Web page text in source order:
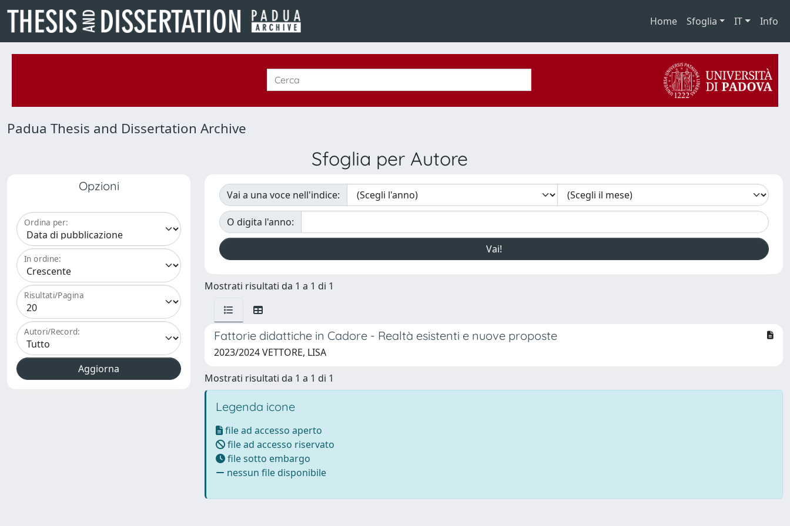
Home Sfoglia IT Info
Padua Thesis and Dissertation Archive
Sfoglia per Autore
Opzioni
Ordina per:
In ordine:
Risultati/Pagina
Autori/Record:
Vai a una voce nell'indice:
O digita l'anno:
Mostrati risultati da 1 a 1 di 1
Fattorie didattiche in Cadore - Realtà esistenti e nuove proposte
2023/2024 VETTORE, LISA
Mostrati risultati da 1 a 1 di 1
Legenda icone
file ad accesso aperto
file ad accesso riservato
file sotto embargo
nessun file disponibile